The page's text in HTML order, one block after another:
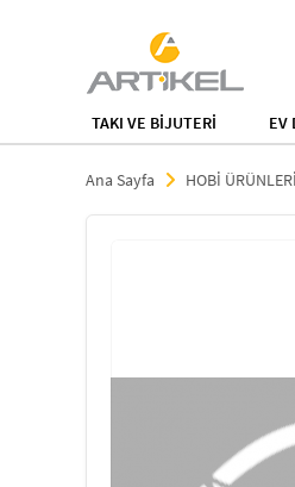
TAKI VE BİJUTERİ EV
Ana Sayfa HOBİ ÜRÜNLERİ